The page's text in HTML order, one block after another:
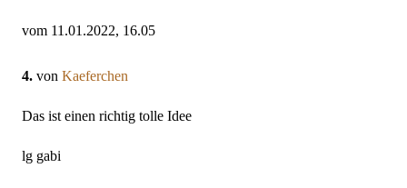
vom 11.01.2022, 16.05
4. von Kaeferchen
Das ist einen richtig tolle Idee
lg gabi